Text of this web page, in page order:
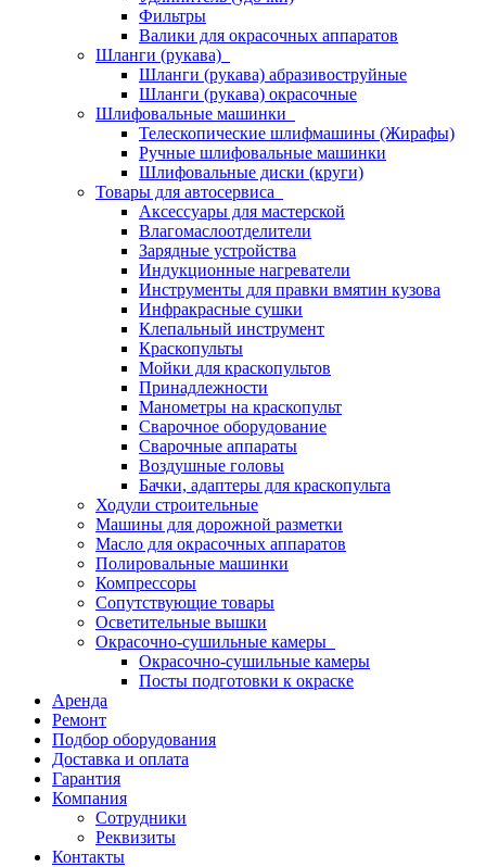
Фильтры
Валики для окрасочных аппаратов
Шланги (рукава)
Шланги (рукава) абразивоструйные
Шланги (рукава) окрасочные
Шлифовальные машинки
Телескопические шлифмашины (Жирафы)
Ручные шлифовальные машинки
Шлифовальные диски (круги)
Товары для автосервиса
Аксессуары для мастерской
Влагомаслоотделители
Зарядные устройства
Индукционные нагреватели
Инструменты для правки вмятин кузова
Инфракрасные сушки
Клепальный инструмент
Краскопульты
Мойки для краскопультов
Принадлежности
Манометры на краскопульт
Сварочное оборудование
Сварочные аппараты
Воздушные головы
Бачки, адаптеры для краскопульта
Ходули строительные
Машины для дорожной разметки
Масло для окрасочных аппаратов
Полировальные машинки
Компрессоры
Сопутствующие товары
Осветительные вышки
Окрасочно-сушильные камеры
Окрасочно-сушильные камеры
Посты подготовки к окраске
Аренда
Ремонт
Подбор оборудования
Доставка и оплата
Гарантия
Компания
Сотрудники
Реквизиты
Контакты